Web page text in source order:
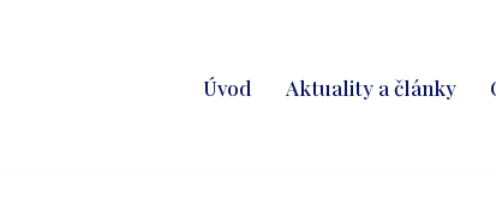
Úvod Aktuality a články